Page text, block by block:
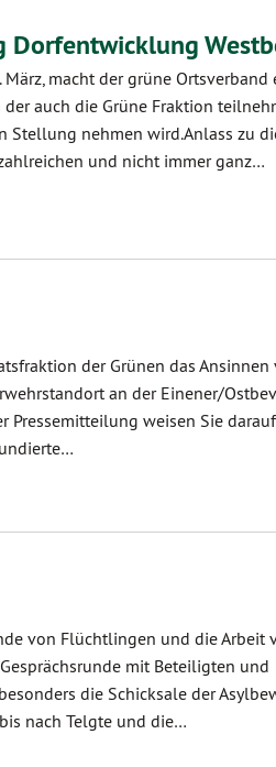
Dorfentwicklung
macht der grüne Ortsverband
der auch die Grüne Fraktion
nehmen wird.Anlass zu
und nicht immer ganz…
der Grünen das Ansinnen
an der Einener/
weisen Sie
von Flüchtlingen und die Arbeit
mit Beteiligten und
die Schicksale der
nach Telgte und die…